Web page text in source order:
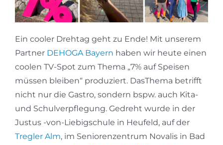
Ein cooler Drehtag geht zu Ende! Mit unserem
Partner DEHOGA Bayern haben wir heute einen
coolen TV-Spot zum Thema „7% auf Speisen
müssen bleiben“ produziert. DasThema betrifft
nicht nur die Gastro, sondern bspw. auch Kita-
und Schulverpflegung. Gedreht wurde in der
Justus -von-Liebigschule in Heufeld, auf der
Tregler Alm, im Seniorenzentrum Novalis in Bad